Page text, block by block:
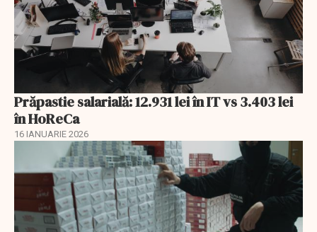
Prăpastie salarială: 12.931 lei în IT vs 3.403 lei
în HoReCa
16 IANUARIE 2026